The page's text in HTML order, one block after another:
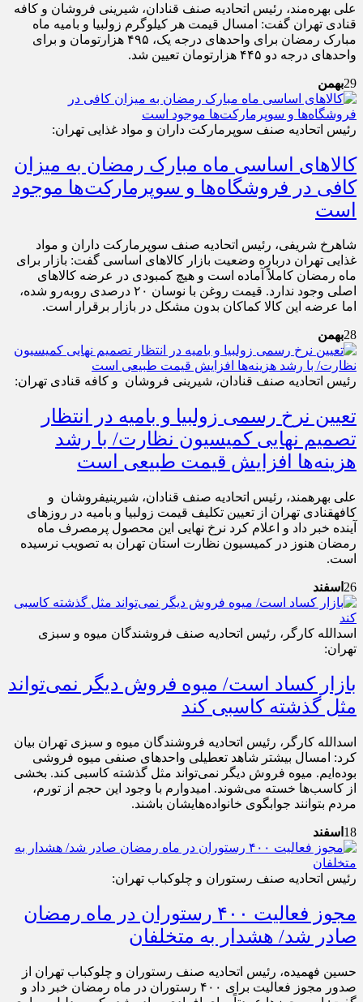
علی بهره‌مند، رئیس اتحادیه صنف قنادان، شیرینی فروشان و کافه
قنادی تهران گفت: امسال قیمت هر کیلوگرم زولبیا و بامیه ماه
مبارک رمضان برای واحدهای درجه یک، ۴۹۵ هزارتومان و برای
واحدهای درجه دو ۴۴۵ هزارتومان تعیین شد.
29بهمن
رئیس اتحادیه صنف سوپرمارکت‌ داران و مواد غذایی تهران:
کالا‌های اساسی ماه مبارک رمضان به میزان
کافی در فروشگاه‌ها و سوپرمارکت‌ها موجود
است
شاهرخ شریفی، رئیس اتحادیه صنف سوپرمارکت‌ داران و مواد
غذایی تهران درباره وضعیت بازار کالا‌های اساسی گفت: بازار برای
ماه رمضان کاملاً آماده است و هیچ کمبودی در عرضه کالا‌های
اصلی وجود ندارد. قیمت روغن با نوسان ۲۰ درصدی روبه‌رو شده،
اما عرضه این کالا کماکان بدون مشکل در بازار برقرار است.
28بهمن
رئیس اتحادیه صنف قنادان، شیرینی فروشان و کافه قنادی تهران:
تعیین نرخ رسمی زولبیا و بامیه در انتظار
تصمیم نهایی کمیسیون نظارت/ با رشد
هزینه‌ها افزایش قیمت طبیعی است
علی بهره‎مند، رئیس اتحادیه صنف قنادان، شیرینی‎فروشان و
کافه‎قنادی تهران از تعیین تکلیف قیمت زولبیا و بامیه در روزهای
آینده خبر داد و اعلام کرد نرخ نهایی این محصول پرمصرف ماه
رمضان هنوز در کمیسیون نظارت استان تهران به تصویب نرسیده
است.
26 اسفند
اسدالله کارگر، رئیس اتحادیه صنف فروشندگان میوه و سبزی
تهران:
بازار کساد است/ میوه فروش دیگر نمی‌تواند
مثل گذشته کاسبی کند
اسدالله کارگر، رئیس اتحادیه فروشندگان میوه و سبزی تهران بیان
کرد: امسال بیشتر شاهد تعطیلی واحد‌های صنفی میوه فروشی
بوده‌ایم. میوه فروش دیگر نمی‌تواند مثل گذشته کاسبی کند. بخشی
از کاسب‌ها خسته می‌شوند. امیدوارم با وجود این حجم از تورم،
مردم بتوانند جوابگوی خانواده‌هایشان باشند.
18 اسفند
رئیس اتحادیه صنف رستوران و چلوکباب تهران:
مجوز فعالیت ۴۰۰ رستوران در ماه رمضان
صادر شد/ هشدار به متخلفان
حسین فهمیده، رئیس اتحادیه صنف رستوران و چلوکباب تهران از
صدور مجوز فعالیت برای ۴۰۰ رستوران در ماه رمضان خبر داد و